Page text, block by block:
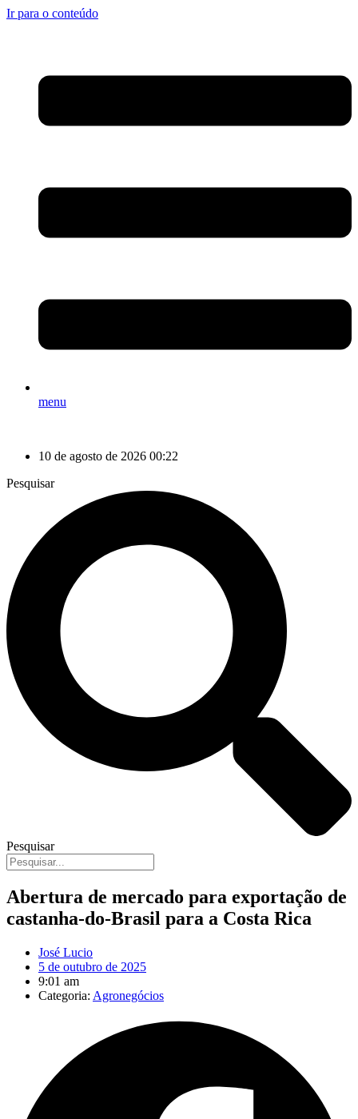
Ir para o conteúdo
menu
10 de agosto de 2026 00:22
Pesquisar
Pesquisar
Abertura de mercado para exportação de
castanha-do-Brasil para a Costa Rica
José Lucio
5 de outubro de 2025
9:01 am
Categoria: Agronegócios